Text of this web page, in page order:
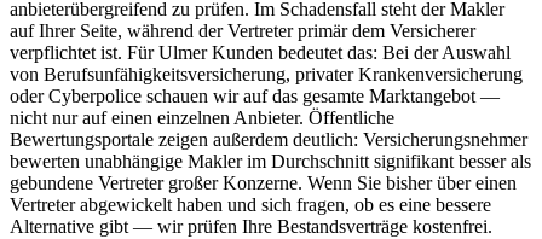
anbieterübergreifend zu prüfen. Im Schadensfall steht der Makler
auf Ihrer Seite, während der Vertreter primär dem Versicherer
verpflichtet ist. Für Ulmer Kunden bedeutet das: Bei der Auswahl
von Berufsunfähigkeitsversicherung, privater Krankenversicherung
oder Cyberpolice schauen wir auf das gesamte Marktangebot —
nicht nur auf einen einzelnen Anbieter. Öffentliche
Bewertungsportale zeigen außerdem deutlich: Versicherungsnehmer
bewerten unabhängige Makler im Durchschnitt signifikant besser als
gebundene Vertreter großer Konzerne. Wenn Sie bisher über einen
Vertreter abgewickelt haben und sich fragen, ob es eine bessere
Alternative gibt — wir prüfen Ihre Bestandsverträge kostenfrei.